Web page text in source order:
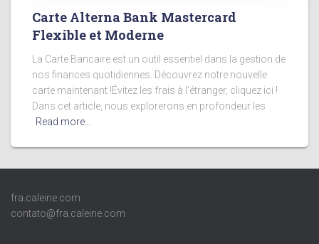
Carte Alterna Bank Mastercard
Flexible et Moderne
La Carte Bancaire est un outil essentiel dans la gestion de
nos finances quotidiennes. Découvrez notre nouvelle
carte maintenant !Évitez les frais à l’étranger, cliquez ici !
Dans cet article, nous explorerons en profondeur les
Read more…
fra.caleine.com
contato@fra.caleine.com